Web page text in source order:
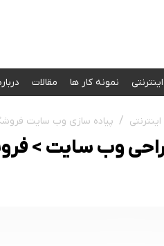
نمونه کار‌ ها مقالات
پیاده سازی وب سایت
وب سایت >